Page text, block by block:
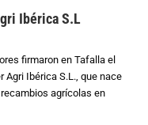
Ibérica S.L
firmaron en Tafalla el
Ibérica S.L., que nace
agrícolas en